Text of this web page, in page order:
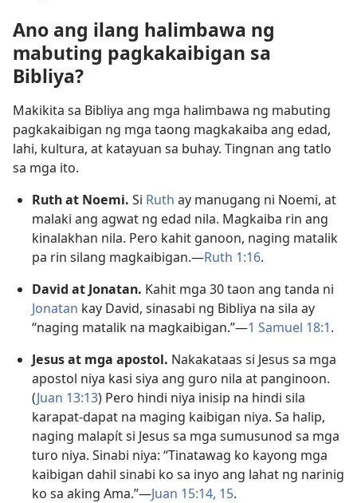
Ano ang ilang halimbawa ng
mabuting pagkakaibigan sa
Bibliya?
Makikita sa Bibliya ang mga halimbawa ng mabuting
pagkakaibigan ng mga taong magkakaiba ang edad,
lahi, kultura, at katayuan sa buhay. Tingnan ang tatlo
sa mga ito.
Ruth at Noemi. Si Ruth ay manugang ni Noemi, at
malaki ang agwat ng edad nila. Magkaiba rin ang
kinalakhan nila. Pero kahit ganoon, naging matalik
pa rin silang magkaibigan.—Ruth 1:16.
David at Jonatan. Kahit mga 30 taon ang tanda ni
Jonatan kay David, sinasabi ng Bibliya na sila ay
“naging matalik na magkaibigan.”—1 Samuel 18:1.
Jesus at mga apostol. Nakakataas si Jesus sa mga
apostol niya kasi siya ang guro nila at panginoon.
(Juan 13:13) Pero hindi niya inisip na hindi sila
karapat-dapat na maging kaibigan niya. Sa halip,
naging malapít si Jesus sa mga sumusunod sa mga
turo niya. Sinabi niya: “Tinatawag ko kayong mga
kaibigan dahil sinabi ko sa inyo ang lahat ng narinig
ko sa aking Ama.”—Juan 15:14, 15.